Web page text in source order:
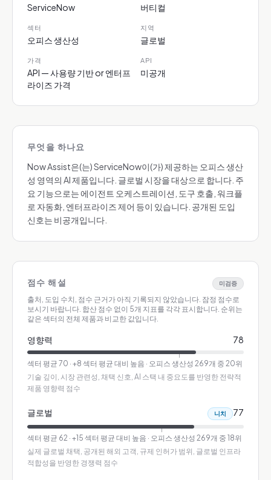
ServiceNow 버티컬
섹터
오피스 생산성
지역
글로벌
가격
API — 사용량 기반 or 엔터프
라이즈 가격
API
미공개
무엇을 하나요
Now Assist은(는) ServiceNow이(가) 제공하는 오피스 생산
성 영역의 AI 제품입니다. 글로벌 시장을 대상으로 합니다. 주
요 기능으로는 에이전트 오케스트레이션, 도구 호출, 워크플
로 자동화, 엔터프라이즈 제어 등이 있습니다. 공개된 도입
신호는 비공개입니다.
점수 해설 미검증
출처, 도입 수치, 점수 근거가 아직 기록되지 않았습니다. 잠정 점수로
보시기 바랍니다. 합산 점수 없이 5개 지표를 각각 표시합니다. 순위는
같은 섹터의 전체 제품과 비교한 값입니다.
영향력 78
섹터 평균 70 · +8 섹터 평균 대비 높음 · 오피스 생산성 269개 중 20위
기술 깊이, 시장 관련성, 채택 신호, AI 스택 내 중요도를 반영한 전략적
제품 영향력 점수
글로벌 니치 77
섹터 평균 62 · +15 섹터 평균 대비 높음 · 오피스 생산성 269개 중 18위
실제 글로벌 채택, 공개된 해외 고객, 규제 인허가 범위, 글로벌 인프라
적합성을 반영한 경쟁력 점수